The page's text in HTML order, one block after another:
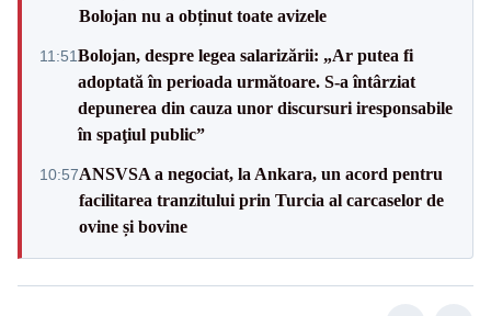
Bolojan nu a obținut toate avizele
11:51Bolojan, despre legea salarizării: „Ar putea fi
adoptată în perioada următoare. S-a întârziat
depunerea din cauza unor discursuri iresponsabile
în spaţiul public”
10:57ANSVSA a negociat, la Ankara, un acord pentru
facilitarea tranzitului prin Turcia al carcaselor de
ovine și bovine